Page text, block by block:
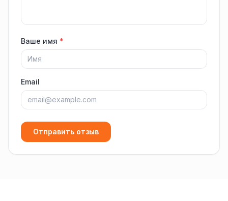
Ваше имя *
Email
Отправить отзыв